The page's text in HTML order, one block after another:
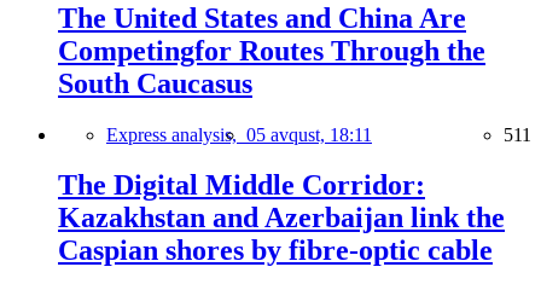
The United States and China Are
Competingfor Routes Through the
South Caucasus
Express analysis, 05 avqust, 18:11 511
The Digital Middle Corridor:
Kazakhstan and Azerbaijan link the
Caspian shores by fibre-optic cable